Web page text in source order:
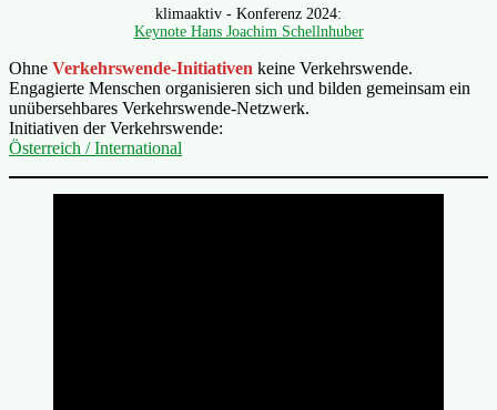
klimaaktiv - Konferenz 2024:
Keynote Hans Joachim Schellnhuber
Ohne Verkehrswende-Initiativen keine Verkehrswende.
Engagierte Menschen organisieren sich und bilden gemeinsam ein
unübersehbares Verkehrswende-Netzwerk.
Initiativen der Verkehrswende:
Österreich / International